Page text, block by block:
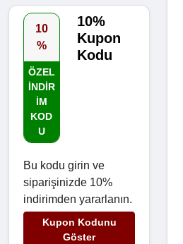
10
%
ÖZEL
INDIR
IM
KOD
U
10%
Kupon
Kodu
Bu kodu girin ve
siparişinizde 10%
indirimden yararlanın.
Kupon Kodunu
Göster